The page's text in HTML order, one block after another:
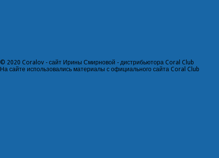
© 2020 Coralov - сайт Ирины Смирновой - дистрибьютора Coral Club
На сайте использовались материалы с официального сайта Coral Club